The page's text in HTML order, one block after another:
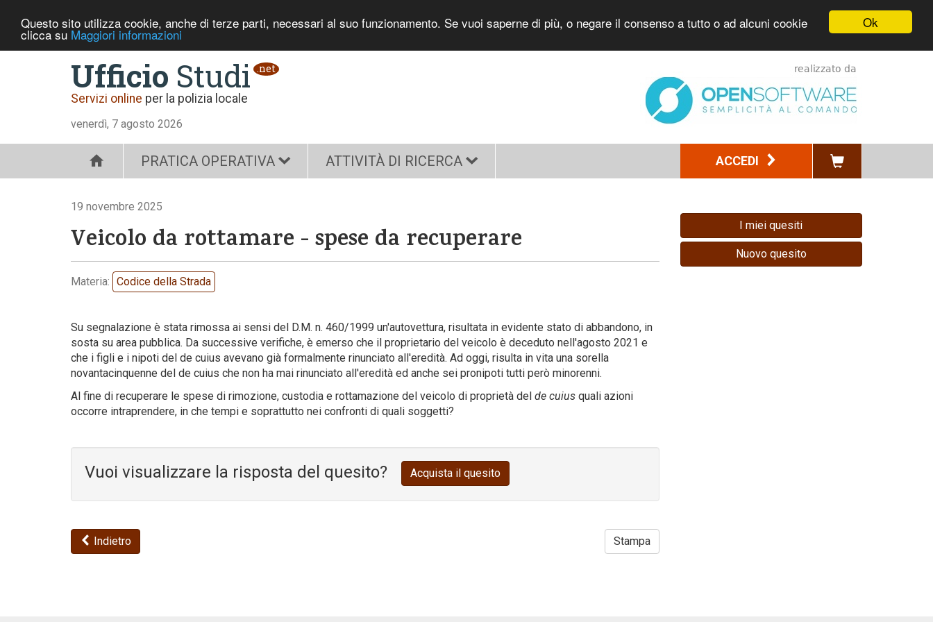
Ok
Questo sito utilizza cookie, anche di terze parti, necessari al suo funzionamento. Se vuoi saperne di più, o negare il consenso a tutto o ad alcuni cookie
clicca su Maggiori informazioni
Ufficio Studi .net
Servizi online per la polizia locale
venerdì, 7 agosto 2026
PRATICA OPERATIVA ATTIVITÀ DI RICERCA ACCEDI
19 novembre 2025
Veicolo da rottamare - spese da recuperare
Materia: Codice della Strada
Su segnalazione è stata rimossa ai sensi del D.M. n. 460/1999 un'autovettura, risultata in evidente stato di abbandono, in
sosta su area pubblica. Da successive verifiche, è emerso che il proprietario del veicolo è deceduto nell'agosto 2021 e
che i figli e i nipoti del de cuius avevano già formalmente rinunciato all'eredità. Ad oggi, risulta in vita una sorella
novantacinquenne del de cuius che non ha mai rinunciato all'eredità ed anche sei pronipoti tutti però minorenni.
Al fine di recuperare le spese di rimozione, custodia e rottamazione del veicolo di proprietà del de cuius quali azioni
occorre intraprendere, in che tempi e soprattutto nei confronti di quali soggetti?
Vuoi visualizzare la risposta del quesito? Acquista il quesito
Indietro Stampa
I miei quesiti
Nuovo quesito